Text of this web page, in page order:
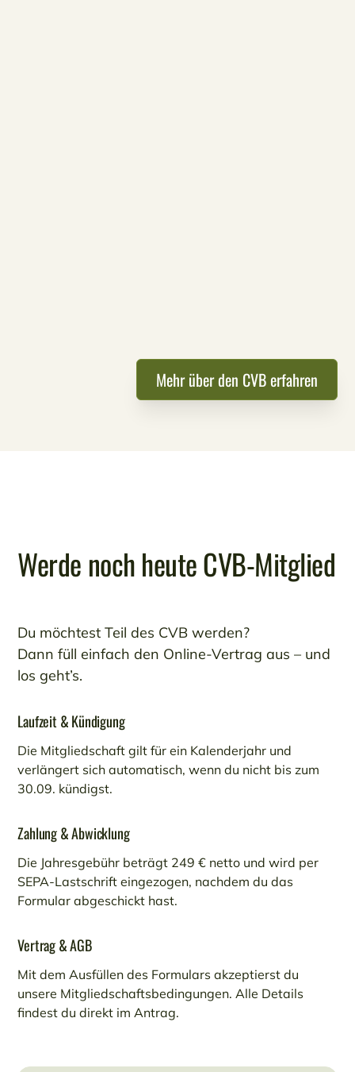
Mehr über den CVB erfahren
Werde noch heute CVB-Mitglied
Du möchtest Teil des CVB werden?
Dann füll einfach den Online-Vertrag aus – und
los geht’s.
Laufzeit & Kündigung
Die Mitgliedschaft gilt für ein Kalenderjahr und
verlängert sich automatisch, wenn du nicht bis zum
30.09. kündigst.
Zahlung & Abwicklung
Die Jahresgebühr beträgt 249 € netto und wird per
SEPA-Lastschrift eingezogen, nachdem du das
Formular abgeschickt hast.
Vertrag & AGB
Mit dem Ausfüllen des Formulars akzeptierst du
unsere Mitgliedschaftsbedingungen. Alle Details
findest du direkt im Antrag.